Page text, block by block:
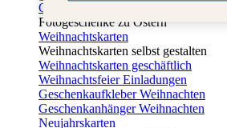
Osterkarten
Fotogeschenke zu Ostern
Weihnachtskarten
Weihnachtskarten selbst gestalten
Weihnachtskarten geschäftlich
Weihnachtsfeier Einladungen
Geschenkaufkleber Weihnachten
Geschenkanhänger Weihnachten
Neujahrskarten